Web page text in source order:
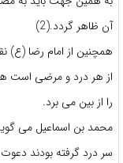
آن ظاهر گردد.(2)
همچنین از امام رضا
از هر درد و مرضی است
را از بین می برد.
محمد بن اسماعیل می
سر درد گرفته بودند